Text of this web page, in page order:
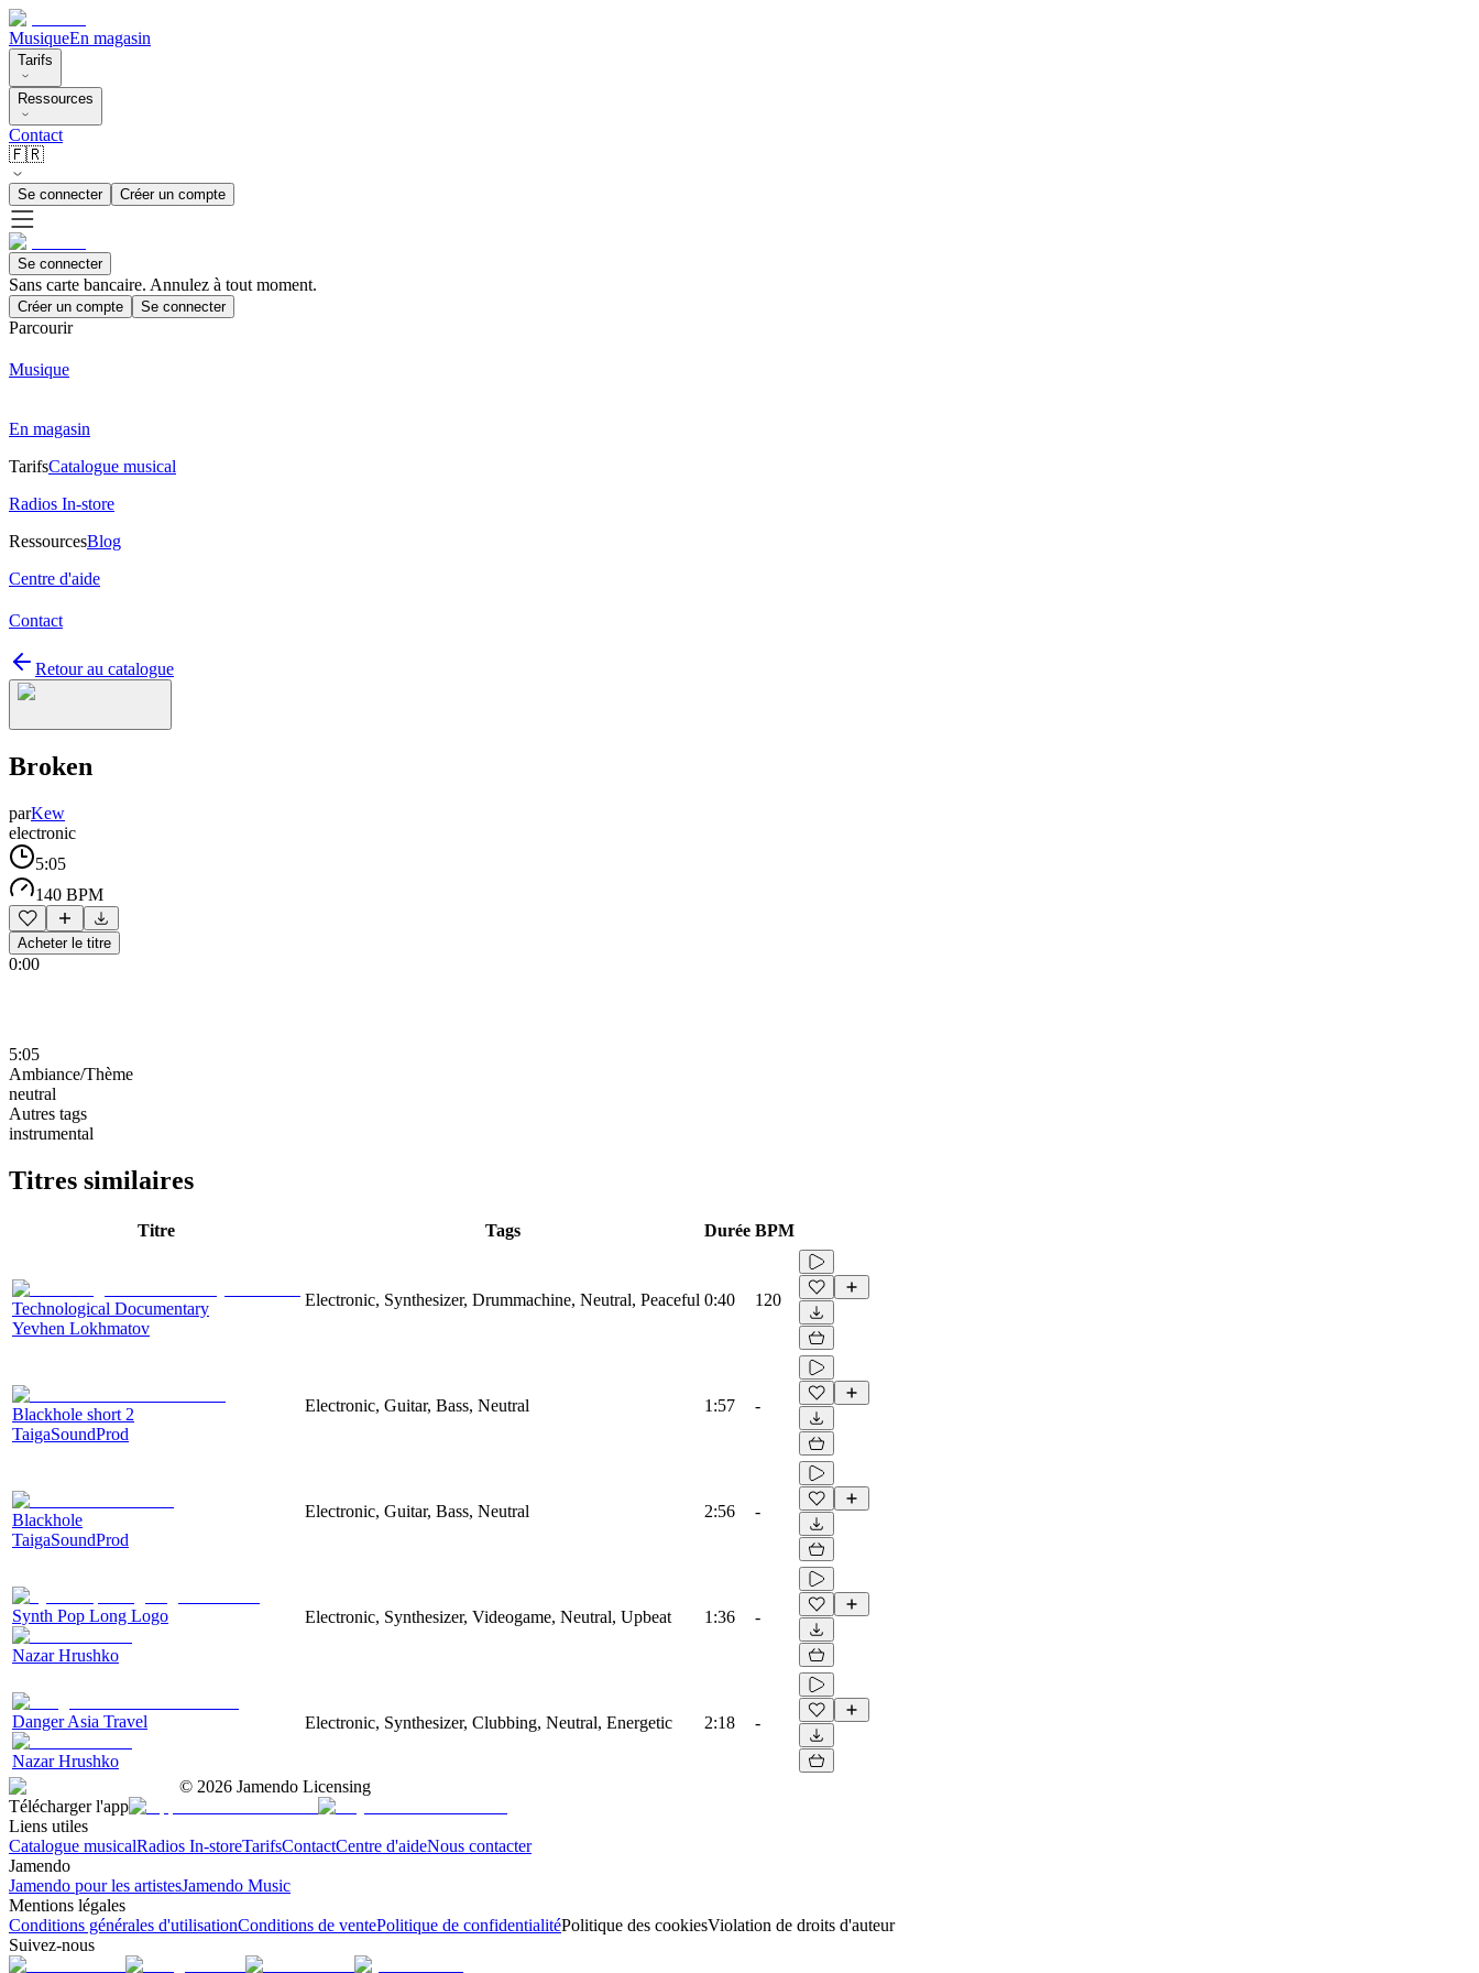
MusiqueEn magasin
Tarifs
Ressources
Contact
🇫🇷
Se connecter Créer un compte
Se connecter
Sans carte bancaire. Annulez à tout moment.
Créer un compte Se connecter
Parcourir
Musique
En magasin
TarifsCatalogue musical
Radios In-store
RessourcesBlog
Centre d'aide
Contact
Retour au catalogue
Broken
parKew
electronic
5:05
140 BPM
Acheter le titre
0:00
5:05
Ambiance/Thème
neutral
Autres tags
instrumental
Titres similaires
Titre Tags Durée BPM
Technological Documentary
Yevhen Lokhmatov
Electronic, Synthesizer, Drummachine, Neutral, Peaceful 0:40 120
Blackhole short 2
TaigaSoundProd
Electronic, Guitar, Bass, Neutral 1:57 -
Blackhole
TaigaSoundProd
Electronic, Guitar, Bass, Neutral 2:56 -
Synth Pop Long Logo
Nazar Hrushko
Electronic, Synthesizer, Videogame, Neutral, Upbeat 1:36 -
Danger Asia Travel
Nazar Hrushko
Electronic, Synthesizer, Clubbing, Neutral, Energetic 2:18 -
© 2026 Jamendo Licensing
Télécharger l'app
Liens utiles
Catalogue musicalRadios In-storeTarifsContactCentre d'aideNous contacter
Jamendo
Jamendo pour les artistesJamendo Music
Mentions légales
Conditions générales d'utilisationConditions de ventePolitique de confidentialitéPolitique des cookiesViolation de droits d'auteur
Suivez-nous